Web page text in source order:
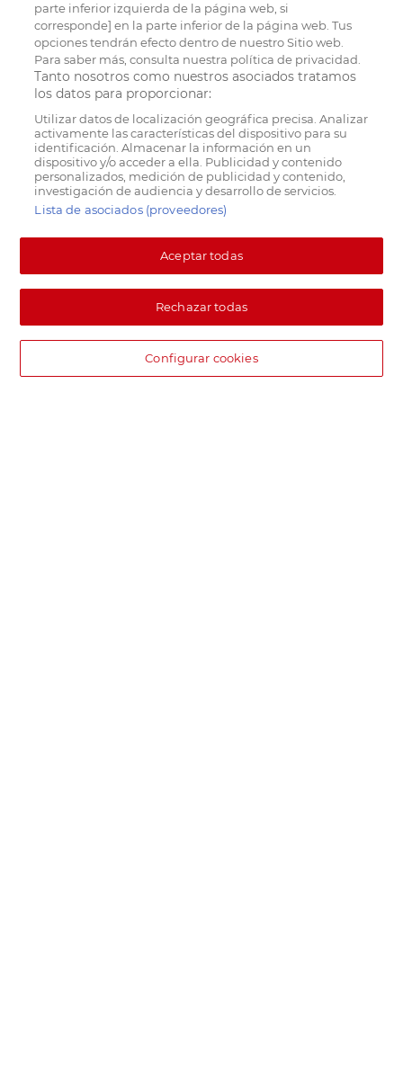
parte inferior izquierda de la página web, si
corresponde] en la parte inferior de la página web. Tus
opciones tendrán efecto dentro de nuestro Sitio web.
Para saber más, consulta nuestra política de privacidad.
Tanto nosotros como nuestros asociados tratamos
los datos para proporcionar:
Utilizar datos de localización geográfica precisa. Analizar
activamente las características del dispositivo para su
identificación. Almacenar la información en un
dispositivo y/o acceder a ella. Publicidad y contenido
personalizados, medición de publicidad y contenido,
investigación de audiencia y desarrollo de servicios.
Lista de asociados (proveedores)
Aceptar todas
Rechazar todas
Configurar cookies